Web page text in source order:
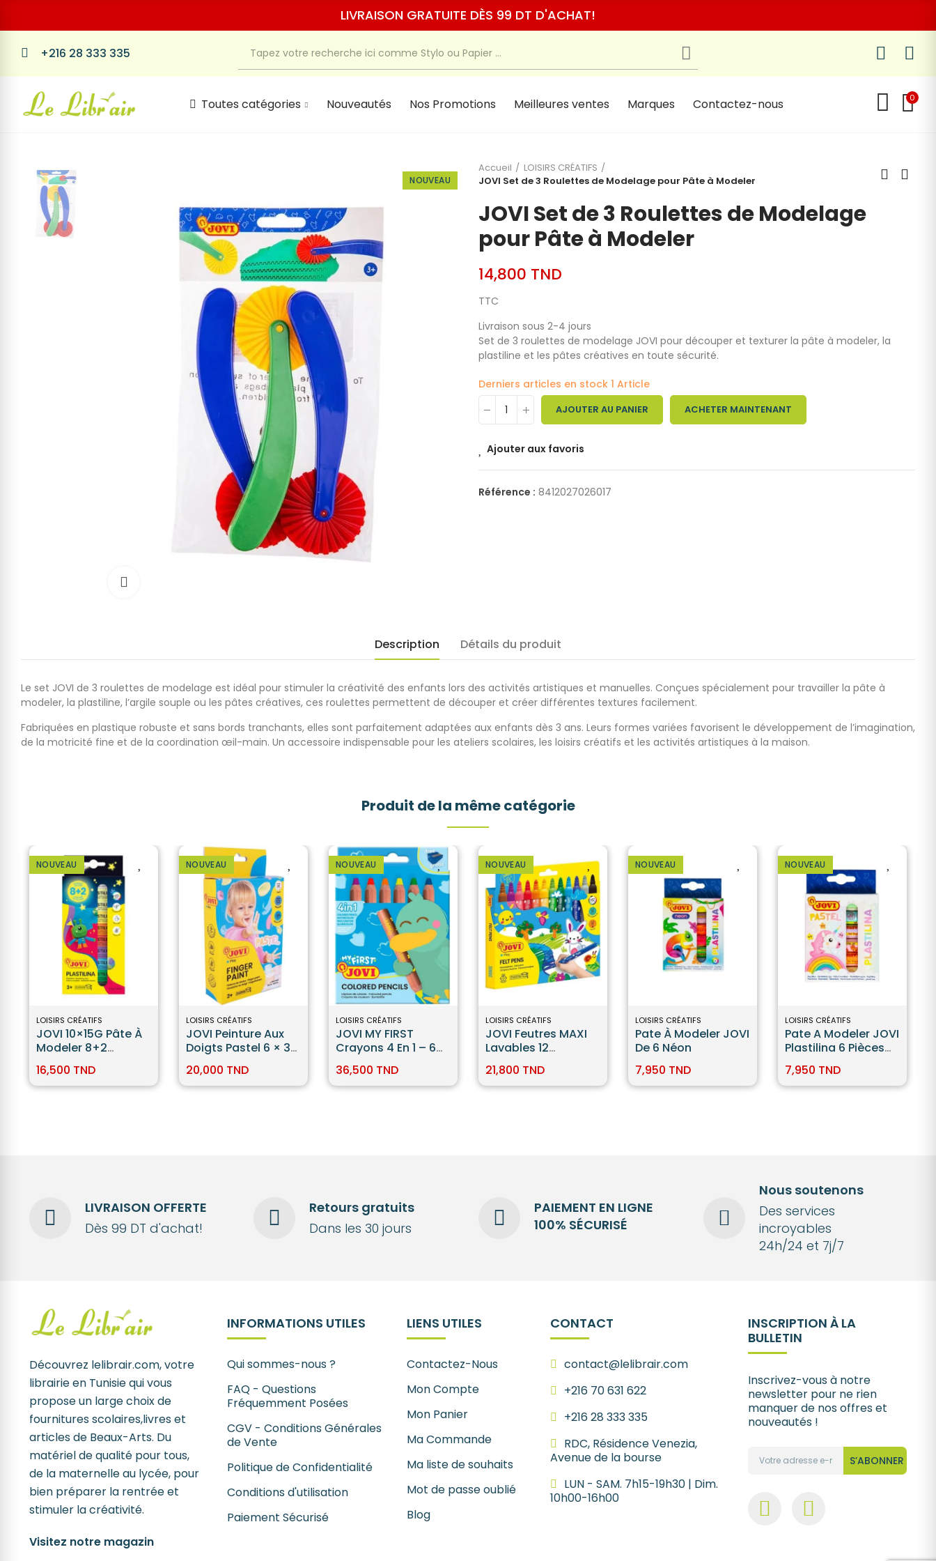
LIVRAISON GRATUITE DÈS 99 DT D'ACHAT!
+216 28 333 335
Toutes catégories Nouveautés Nos Promotions Meilleures ventes Marques Contactez-nous 0
NOUVEAU
Accueil
LOISIRS CRÉATIFS
JOVI Set de 3 Roulettes de Modelage pour Pâte à Modeler
JOVI Set de 3 Roulettes de Modelage
pour Pâte à Modeler
14,800 TND
TTC
Livraison sous 2-4 jours
Set de 3 roulettes de modelage JOVI pour découper et texturer la pâte à modeler, la
plastiline et les pâtes créatives en toute sécurité.
Derniers articles en stock 1 Article
AJOUTER AU PANIER ACHETER MAINTENANT
Ajouter aux favoris
Référence : 8412027026017
Description Détails du produit
Le set JOVI de 3 roulettes de modelage est idéal pour stimuler la créativité des enfants lors des activités artistiques et manuelles. Conçues spécialement pour travailler la pâte à
modeler, la plastiline, l’argile souple ou les pâtes créatives, ces roulettes permettent de découper et créer différentes textures facilement.
Fabriquées en plastique robuste et sans bords tranchants, elles sont parfaitement adaptées aux enfants dès 3 ans. Leurs formes variées favorisent le développement de l’imagination,
de la motricité fine et de la coordination œil-main. Un accessoire indispensable pour les ateliers scolaires, les loisirs créatifs et les activités artistiques à la maison.
Produit de la même catégorie
NOUVEAU
LOISIRS CRÉATIFS
JOVI 10×15G Pâte À
Modeler 8+2
16,500 TND
NOUVEAU
LOISIRS CRÉATIFS
JOVI Peinture Aux
Doigts Pastel 6 × 35
20,000 TND
NOUVEAU
LOISIRS CRÉATIFS
JOVI MY FIRST
Crayons 4 En 1 – 6
36,500 TND
NOUVEAU
LOISIRS CRÉATIFS
JOVI Feutres MAXI
Lavables 12
21,800 TND
NOUVEAU
LOISIRS CRÉATIFS
Pate À Modeler JOVI
De 6 Néon
7,950 TND
NOUVEAU
LOISIRS CRÉATIFS
Pate A Modeler JOVI
Plastilina 6 Pièces
7,950 TND
LIVRAISON OFFERTE
Dès 99 DT d'achat!
Retours gratuits
Dans les 30 jours
PAIEMENT EN LIGNE
100% SÉCURISÉ
Nous soutenons
Des services
incroyables
24h/24 et 7j/7
Découvrez lelibrair.com, votre
librairie en Tunisie qui vous
propose un large choix de
fournitures scolaires,livres et
articles de Beaux-Arts. Du
matériel de qualité pour tous,
de la maternelle au lycée, pour
bien préparer la rentrée et
stimuler la créativité.
Visitez notre magazin
INFORMATIONS UTILES
Qui sommes-nous ?
FAQ - Questions
Fréquemment Posées
CGV - Conditions Générales
de Vente
Politique de Confidentialité
Conditions d'utilisation
Paiement Sécurisé
LIENS UTILES
Contactez-Nous
Mon Compte
Mon Panier
Ma Commande
Ma liste de souhaits
Mot de passe oublié
Blog
CONTACT
contact@lelibrair.com
+216 70 631 622
+216 28 333 335
RDC, Résidence Venezia,
Avenue de la bourse
LUN - SAM. 7h15-19h30 | Dim.
10h00-16h00
INSCRIPTION À LA
BULLETIN
Inscrivez-vous à notre
newsletter pour ne rien
manquer de nos offres et
nouveautés !
S’ABONNER